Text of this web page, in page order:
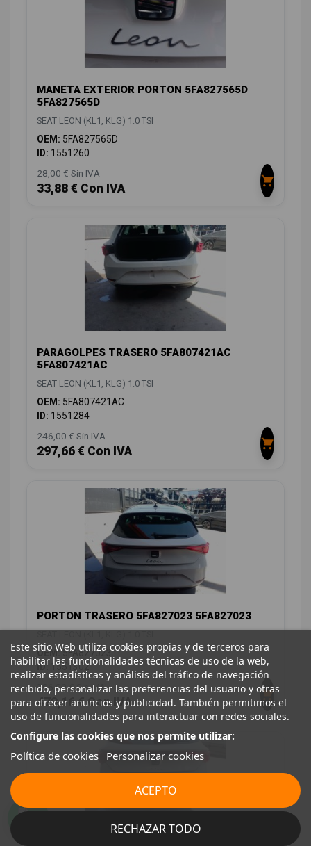
MANETA EXTERIOR PORTON 5FA827565D
5FA827565D
SEAT LEON (KL1, KLG) 1.0 TSI
OEM: 5FA827565D
ID: 1551260
28,00 € Sin IVA
33,88 € Con IVA
PARAGOLPES TRASERO 5FA807421AC
5FA807421AC
SEAT LEON (KL1, KLG) 1.0 TSI
OEM: 5FA807421AC
ID: 1551284
246,00 € Sin IVA
297,66 € Con IVA
PORTON TRASERO 5FA827023 5FA827023
OEM:5FA827023
ID: 1551302
396,00 € Sin IVA
479,16 € Con IVA
Este sitio Web utiliza cookies propias y de terceros para
habilitar las funcionalidades técnicas de uso de la web,
realizar estadísticas y análisis del tráfico de navegación
recibido, personalizar las preferencias del usuario y otras
para ofrecer anuncios y publicidad. También permitimos el
uso de funcionalidades para interactuar con redes sociales.
Configure las cookies que nos permite utilizar:
Política de cookies Personalizar cookies
RECHAZAR TODO
ACEPTO